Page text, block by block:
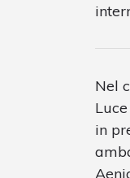
Nel
in